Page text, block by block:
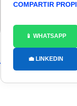
COMPARTIR
📱 WHATSAPP
💼 LINKEDIN